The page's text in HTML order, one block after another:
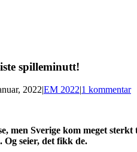
spilleminutt!
2022|EM 2022|1 kommentar
men Sverige kom meget
Og seier, det fikk de.